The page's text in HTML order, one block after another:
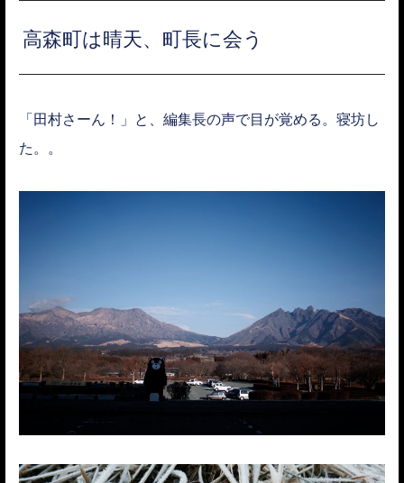
高森町は晴天、町長に会う
「田村さーん！」と、編集長の声で目が覚める。寝坊し
た。。